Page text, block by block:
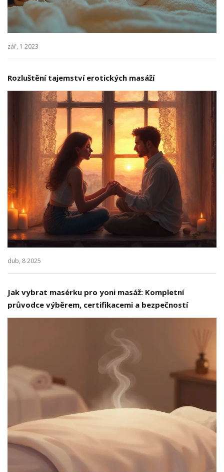
zář, 1 2023
Rozluštění tajemství erotických masáží
dub, 8 2025
Jak vybrat masérku pro yoni masáž: Kompletní
průvodce výběrem, certifikacemi a bezpečností